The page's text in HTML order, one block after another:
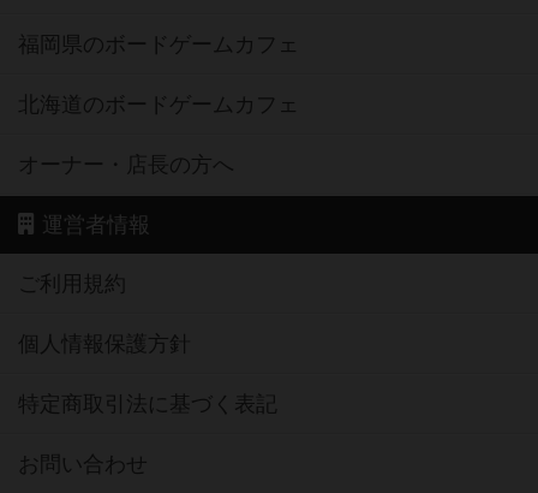
福岡県のボードゲームカフェ
北海道のボードゲームカフェ
オーナー・店長の方へ
運営者情報
ご利用規約
個人情報保護方針
特定商取引法に基づく表記
お問い合わせ